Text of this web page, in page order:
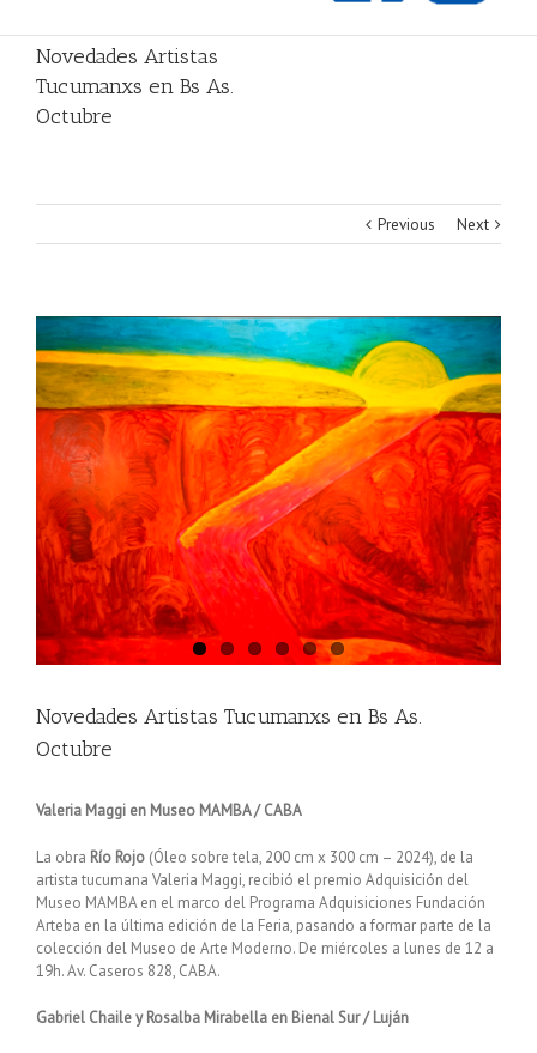
Novedades Artistas
Tucumanxs en Bs As.
Octubre
Previous Next
View
Larger
Image
Novedades Artistas Tucumanxs en Bs As.
Octubre
Valeria Maggi en Museo MAMBA / CABA
La obra Río Rojo (Óleo sobre tela, 200 cm x 300 cm – 2024), de la
artista tucumana Valeria Maggi, recibió el premio Adquisición del
Museo MAMBA en el marco del Programa Adquisiciones Fundación
Arteba en la última edición de la Feria, pasando a formar parte de la
colección del Museo de Arte Moderno. De miércoles a lunes de 12 a
19h. Av. Caseros 828, CABA.
Gabriel Chaile y Rosalba Mirabella en Bienal Sur / Luján